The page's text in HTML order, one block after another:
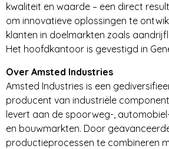
kwaliteit en waarde – een direct
om innovatieve oplossingen te
klanten in doelmarkten zoals
Het hoofdkantoor is gevestigd in
Over Amsted Industries
Amsted Industries is een
producent van industriële
levert aan de spoorweg-,
en bouwmarkten. Door
productieprocessen te combineren